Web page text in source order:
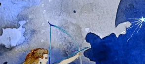
Fulini nos hipnotiza com esse “ser” pajé,
Com ele penetramos nos infinitos
vestem a natureza de significado. Para
tudo importa, a folha, o talo, a raiz, a flor, o grão,
o fungo, a palha, a cor, o tamanho, a
a cor, a forma, a textura, o cheiro…a
partícula…